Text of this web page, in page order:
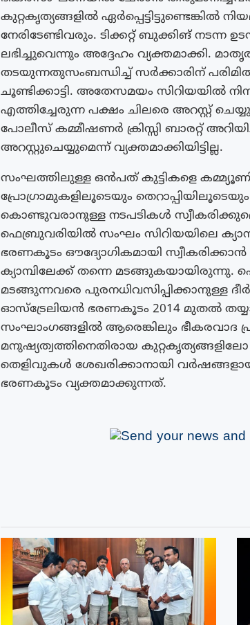
കുറ്റകൃത്യങ്ങളിൽ ഏർപ്പെട്ടിട്ടുണ്ടെങ്കിൽ
നേരിടേണ്ടിവരും. ടിക്കറ്റ് ബുക്കിങ് നടന്ന
ലഭിച്ചുവെന്നും അദ്ദേഹം വ്യക്തമാക്കി.
തടയുന്നതുസംബന്ധിച്ച് സർക്കാരിന്
ചൂണ്ടിക്കാട്ടി. അതേസമയം സിറിയയിൽ
എത്തിച്ചേരുന്ന പക്ഷം ചിലരെ അറസ്റ്റ്
പോലീസ് കമ്മീഷണ‍ർ ക്രിസ്സി ബാരറ്റ്
അറസ്റ്റുചെയ്യുമെന്ന് വ്യക്തമാക്കിയിട്ടില്ല.
സംഘത്തിലുള്ള ഒൻപത് കുട്ടികളെ
പ്രോഗ്രാമുകളിലൂടെയും
കൊണ്ടുവരാനുള്ള നടപടികൾ
ഫെബ്രുവരിയിൽ സംഘം സിറിയയിലെ
ഭരണകൂടം ഔദ്യോഗികമായി സ്വീകരിക്കാൻ
ക്യാമ്പിലേക്ക് തന്നെ
മടങ്ങുന്നവരെ പുരനധിവസിപ്പിക്കാനുള്ള
ഓസ്ട്രേലിയൻ ഭരണകൂടം 2014 മുതൽ
സംഘാം​ഗങ്ങളിൽ ആരെങ്കിലും ഭീകരവാദ
മനുഷ്യത്വത്തിനെതിരായ കുറ്റകൃത്യങ്ങളിലോ
തെളിവുകൾ ശേഖരിക്കാനായി
ഭരണകൂടം വ്യക്തമാക്കുന്നത്.